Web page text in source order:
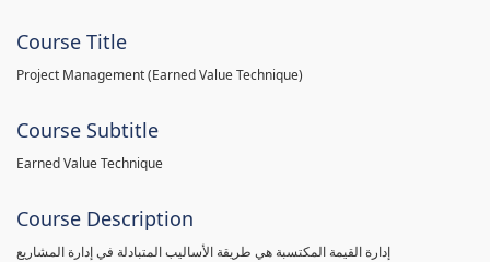
Course Title
Project Management (Earned Value Technique)
Course Subtitle
Earned Value Technique
Course Description
إدارة القيمة المكتسبة هي طريقة الأساليب المتبادلة في إدارة المشاريع